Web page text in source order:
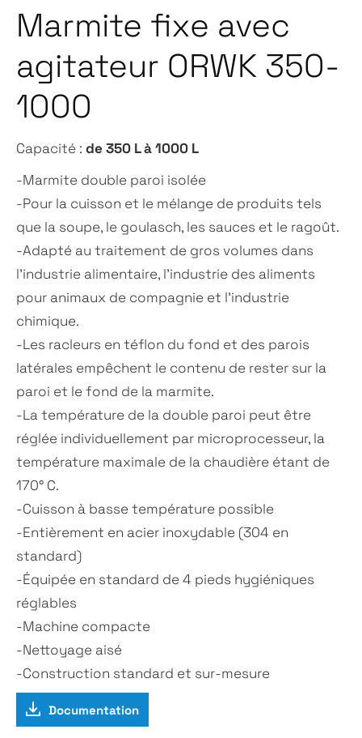
Marmite fixe avec
agitateur ORWK 350-
1000
Capacité : de 350 L à 1000 L
-Marmite double paroi isolée
-Pour la cuisson et le mélange de produits tels
que la soupe, le goulasch, les sauces et le ragoût.
-Adapté au traitement de gros volumes dans
l’industrie alimentaire, l’industrie des aliments
pour animaux de compagnie et l’industrie
chimique.
-Les racleurs en téflon du fond et des parois
latérales empêchent le contenu de rester sur la
paroi et le fond de la marmite.
-La température de la double paroi peut être
réglée individuellement par microprocesseur, la
température maximale de la chaudière étant de
170° C.
-Cuisson à basse température possible
-Entièrement en acier inoxydable (304 en
standard)
-Équipée en standard de 4 pieds hygiéniques
réglables
-Machine compacte
-Nettoyage aisé
-Construction standard et sur-mesure
Documentation